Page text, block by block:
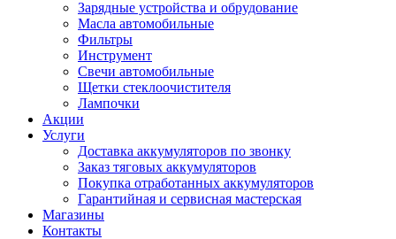
Зарядные устройства и обрудование
Масла автомобильные
Фильтры
Инструмент
Свечи автомобильные
Щетки стеклоочистителя
Лампочки
Акции
Услуги
Доставка аккумуляторов по звонку
Заказ тяговых аккумуляторов
Покупка отработанных аккумуляторов
Гарантийная и сервисная мастерская
Магазины
Контакты